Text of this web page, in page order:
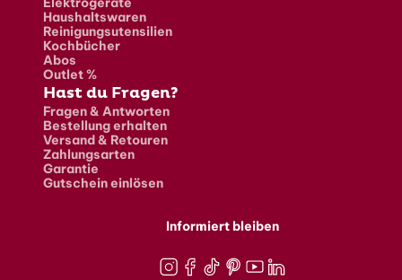
Haushaltswaren
Reinigungsutensilien
Kochbücher
Abos
Outlet %
Hast du Fragen?
Fragen & Antworten
Bestellung erhalten
Versand & Retouren
Zahlungsarten
Garantie
Gutschein einlösen
Informiert bleiben